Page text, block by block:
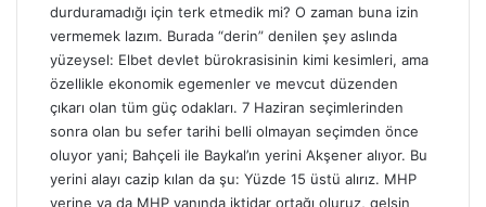
durduramadığı için terk etmedik mi? O zaman buna izin
vermemek lazım. Burada “derin” denilen şey aslında
yüzeysel: Elbet devlet bürokrasisinin kimi kesimleri, ama
özellikle ekonomik egemenler ve mevcut düzenden
çıkarı olan tüm güç odakları. 7 Haziran seçimlerinden
sonra olan bu sefer tarihi belli olmayan seçimden önce
oluyor yani; Bahçeli ile Baykal’ın yerini Akşener alıyor. Bu
yerini alayı cazip kılan da şu: Yüzde 15 üstü alırız. MHP
yerine ya da MHP yanında iktidar ortağı oluruz, gelsin